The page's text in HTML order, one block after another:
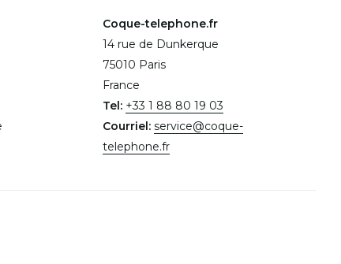
Coque-telephone.fr
14 rue de Dunkerque
75010 Paris
France
Tel: +33 1 88 80 19 03
Courriel: service@coque-
telephone.fr